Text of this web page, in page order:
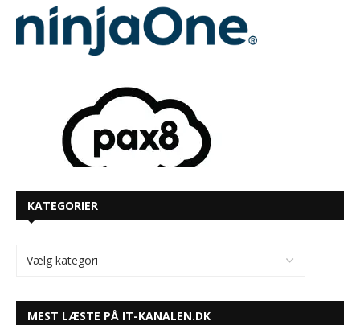
KATEGORIER
MEST LÆSTE PÅ IT-KANALEN.DK